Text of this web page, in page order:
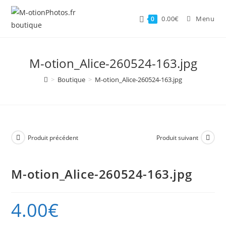
Skip
content
0 0.00€ Menu
M-otion_Alice-260524-163.jpg
> Boutique > M-otion_Alice-260524-163.jpg
Produit précédent Produit suivant
M-otion_Alice-260524-163.jpg
4.00€